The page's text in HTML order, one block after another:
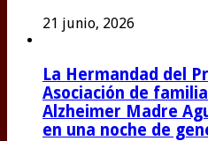
21 junio, 2026
La Hermandad del
Asociación de
Alzheimer Madre
en una noche de